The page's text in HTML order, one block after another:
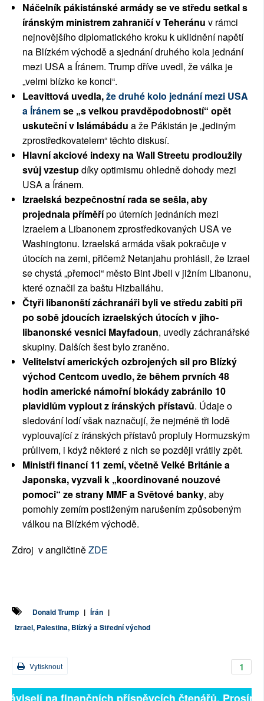
Náčelník pákistánské armády se ve středu setkal s
íránským ministrem zahraničí v Teheránu v rámci
nejnovějšího diplomatického kroku k uklidnění napětí
na Blízkém východě a sjednání druhého kola jednání
mezi USA a Íránem. Trump dříve uvedl, že válka je
„velmi blízko ke konci“.
Leavittová uvedla,že druhé kolo jednání mezi USA
a Íránemse „s velkou pravděpodobností“ opět
uskuteční v Islámábádu a že Pákistán je „jediným
zprostředkovatelem“ těchto diskusí.
Hlavní akciové indexy na Wall Streetu prodloužily
svůj vzestupdíky optimismu ohledně dohody mezi
USA a Íránem.
Izraelská bezpečnostní rada se sešla, aby
projednala příměřípo úterních jednáních mezi
Izraelem a Libanonem zprostředkovaných USA ve
Washingtonu. Izraelská armáda však pokračuje v
útocích na zemi, přičemž Netanjahu prohlásil, že Izrael
se chystá „přemoci“ město Bint Jbeil v jižním Libanonu,
které označil za baštu Hizballáhu.
Čtyři libanonští záchranáři byli ve středu zabiti při
po sobě jdoucích izraelských útocích v jiho-
libanonské vesnici Mayfadoun, uvedly záchranářské
skupiny. Dalších šest bylo zraněno.
Velitelství amerických ozbrojených sil pro Blízký
východ Centcom uvedlo, že během prvních 48
hodin americké námořní blokády zabránilo 10
plavidlům vyplout z íránských přístavů. Údaje o
sledování lodí však naznačují, že nejméně tři lodě
vyplouvající z íránských přístavů propluly Hormuzským
průlivem, i když některé z nich se později vrátily zpět.
Ministři financí 11 zemí, včetně Velké Británie a
Japonska, vyzvali k „koordinované nouzové
pomoci“ ze strany MMF a Světové banky, aby
pomohly zemím postiženým narušením způsobeným
válkou na Blízkém východě.
Zdroj v angličtiněZDE
Donald Trump | Írán |
Izrael, Palestina, Blízký a Střední východ
1
Vytisknout